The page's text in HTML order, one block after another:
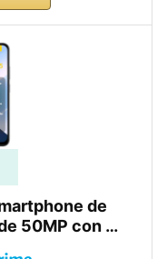
de
50MP con …